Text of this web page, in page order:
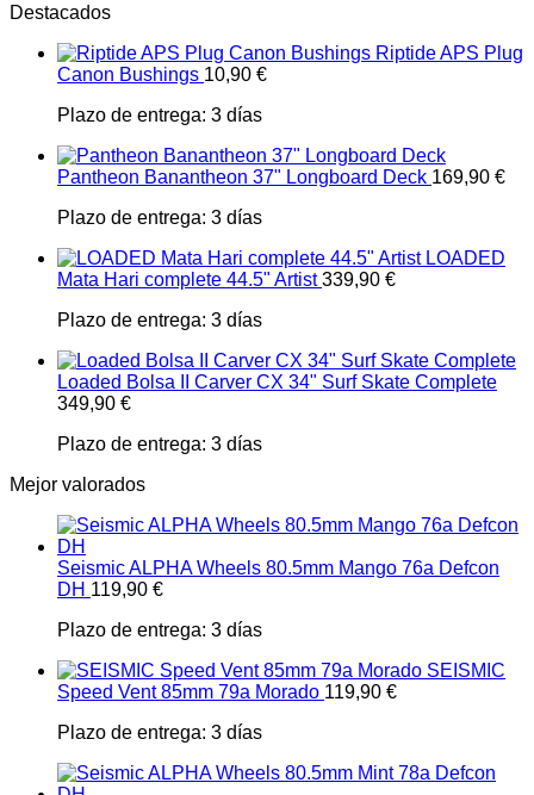
Destacados
Riptide APS Plug
Canon Bushings 10,90 €
Plazo de entrega: 3 días
Pantheon Banantheon 37" Longboard Deck 169,90 €
Plazo de entrega: 3 días
LOADED
Mata Hari complete 44.5" Artist 339,90 €
Plazo de entrega: 3 días
Loaded Bolsa II Carver CX 34" Surf Skate Complete
349,90 €
Plazo de entrega: 3 días
Mejor valorados
Seismic ALPHA Wheels 80.5mm Mango 76a Defcon
DH 119,90 €
Plazo de entrega: 3 días
SEISMIC
Speed Vent 85mm 79a Morado 119,90 €
Plazo de entrega: 3 días